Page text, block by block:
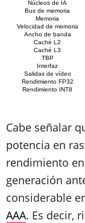
Núcleos de IA
Bus de memoria
Memoria
Velocidad de memoria
Ancho de banda
Caché L2
Caché L3
TBP
Interfaz
Salidas de vídeo
Rendimiento FP32
Rendimiento INT8
Cabe señalar
potencia en
rendimiento
generación
considerable
AAA. Es decir,